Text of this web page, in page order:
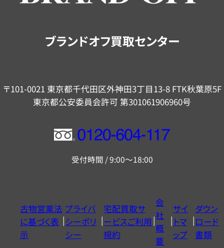
ブランドオフ買取センター
〒101-0021 東京都千代田区外神田3丁目13-8 FTK秋葉原5F
東京都公安委員会許可 第301061906960号
フ
ー
ヤ
ル
0120604117
受付時間 / 9:00～18:00
古物営業法
に基づく表
示
プライバ
シーポリ
シー
宅配買取サ
ービスご利用
規約
会
社
概
要
サイ
トマ
ップ
ダウン
ロード
書類